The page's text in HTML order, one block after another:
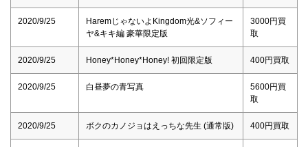
2020/9/25
HaremじゃないよKingdom光&ソフィー
ヤ&キキ編 豪華限定版
3000円買
取
2020/9/25 Honey*Honey*Honey! 初回限定版 400円買取
2020/9/25 白昼夢の青写真
5600円買
取
2020/9/25 ボクのカノジョはえっちな先生 (通常版) 400円買取